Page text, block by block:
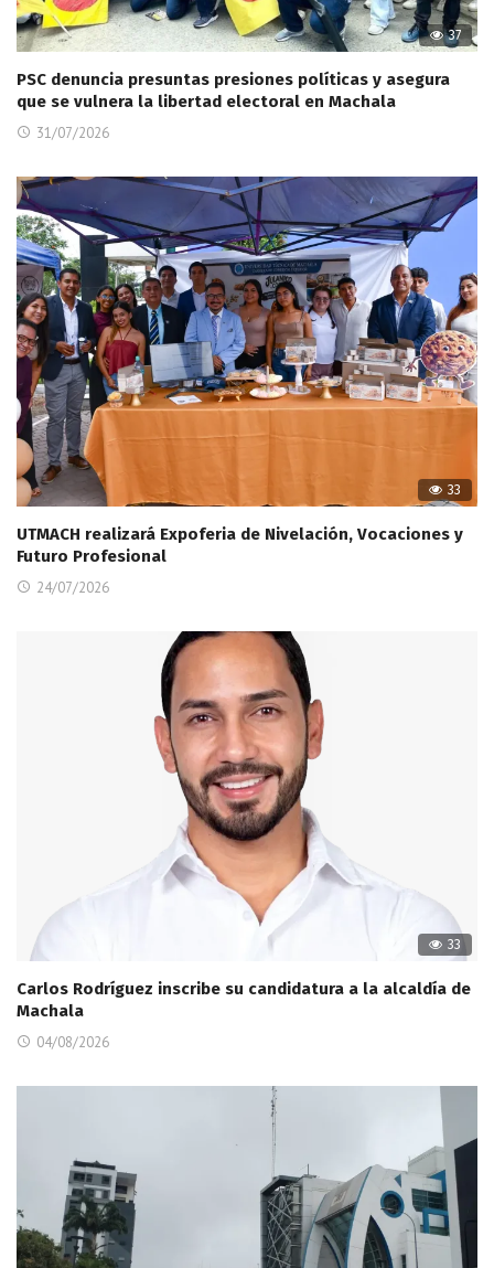
37
PSC denuncia presuntas presiones políticas y asegura
que se vulnera la libertad electoral en Machala
31/07/2026
33
UTMACH realizará Expoferia de Nivelación, Vocaciones y
Futuro Profesional
24/07/2026
33
Carlos Rodríguez inscribe su candidatura a la alcaldía de
Machala
04/08/2026